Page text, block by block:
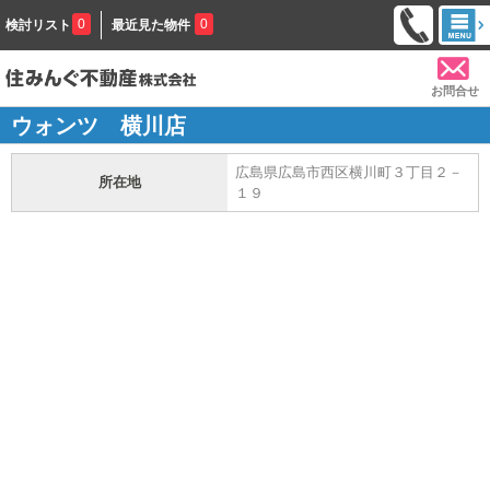
検討リスト 0 最近見た物件 0
お問合せ
ウォンツ 横川店
所在地
広島県広島市西区横川町３丁目２－
１９